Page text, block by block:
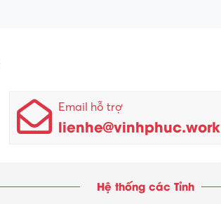
Email hỗ trợ
lienhe@vinhphuc.work
Hệ thống các Tỉnh